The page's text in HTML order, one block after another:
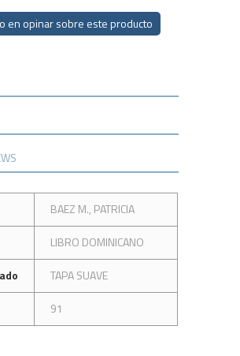
en opinar sobre este producto
BAEZ M., PATRICIA
LIBRO DOMINICANO
TAPA SUAVE
91